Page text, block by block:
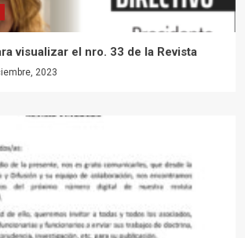
visualizar el nro. 33 de la Revista
2023